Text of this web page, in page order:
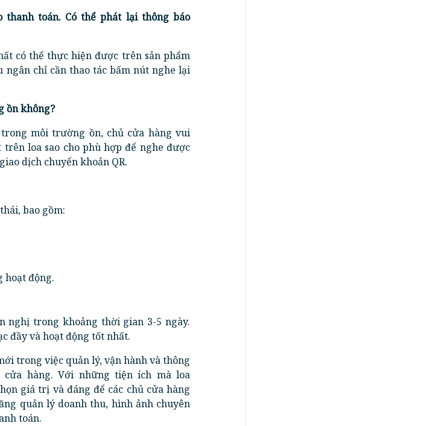
thanh toán. Có thể phát lại thông báo
có thể thực hiện được trên sản phẩm
ngân chỉ cần thao tác bấm nút nghe lại
ồn không?
môi trường ồn, chủ cửa hàng vui
loa sao cho phù hợp để nghe được
dịch chuyển khoản QR.
bao gồm:
hoạt động.
nghị trong khoảng thời gian 3-5 ngày.
đầy và hoạt động tốt nhất.
trong việc quản lý, vận hành và thông
hàng. Với những tiện ích mà loa
giá trị và đáng để các chủ cửa hàng
quản lý doanh thu, hình ảnh chuyên
toán.